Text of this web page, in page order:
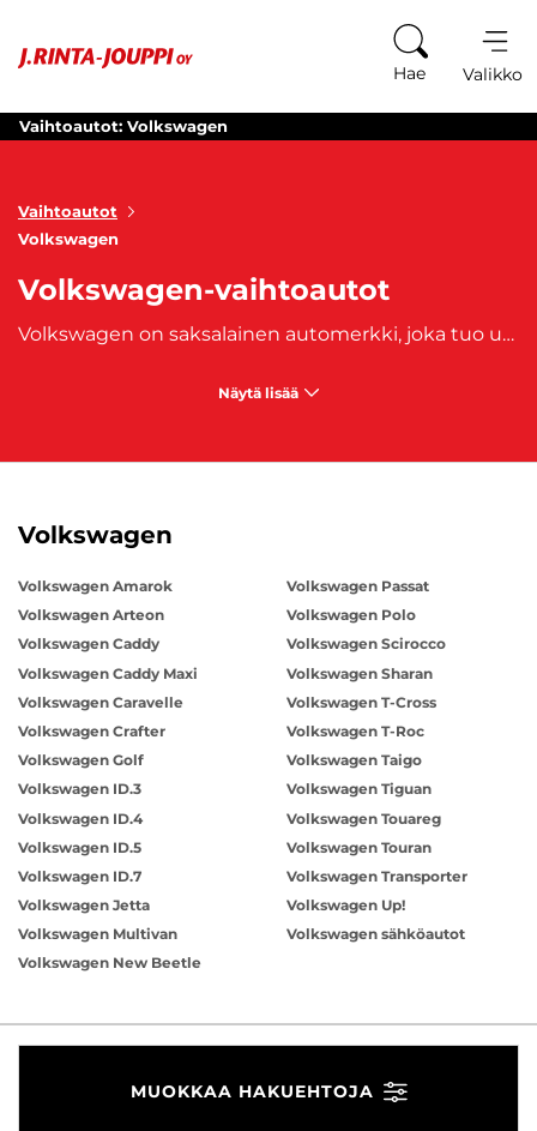
Hae Valikko
Vaihtoautot: Volkswagen
Vaihtoautot
Volkswagen
Volkswagen-vaihtoautot
Volkswagen on saksalainen automerkki, joka tuo uusimmat innovaatiot ja laatuautot koko kansan ulottuville. Tuttavammin Volkkarina ja Volsuna tunnetun autonvalmistajan valikoimaan kuuluvat pakettiautot, kaupunkimaasturit, tila-autot ja henkilöautot. Volkswagen tuli tunnetuksi vuonna 1937 kansanautostaan VW Kuplasta ja valmistaa edelleen mm. klassikoksi muodostunutta
Näytä lisää
Volkswagen
Volkswagen Amarok
Volkswagen Arteon
Volkswagen Caddy
Volkswagen Caddy Maxi
Volkswagen Caravelle
Volkswagen Crafter
Volkswagen Golf
Volkswagen ID.3
Volkswagen ID.4
Volkswagen ID.5
Volkswagen ID.7
Volkswagen Jetta
Volkswagen Multivan
Volkswagen New Beetle
Volkswagen Passat
Volkswagen Polo
Volkswagen Scirocco
Volkswagen Sharan
Volkswagen T-Cross
Volkswagen T-Roc
Volkswagen Taigo
Volkswagen Tiguan
Volkswagen Touareg
Volkswagen Touran
Volkswagen Transporter
Volkswagen Up!
Volkswagen sähköautot
MUOKKAA HAKUEHTOJA